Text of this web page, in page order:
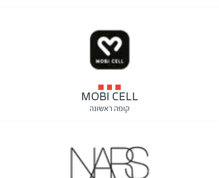
MOBI CELL
קומה ראשונה